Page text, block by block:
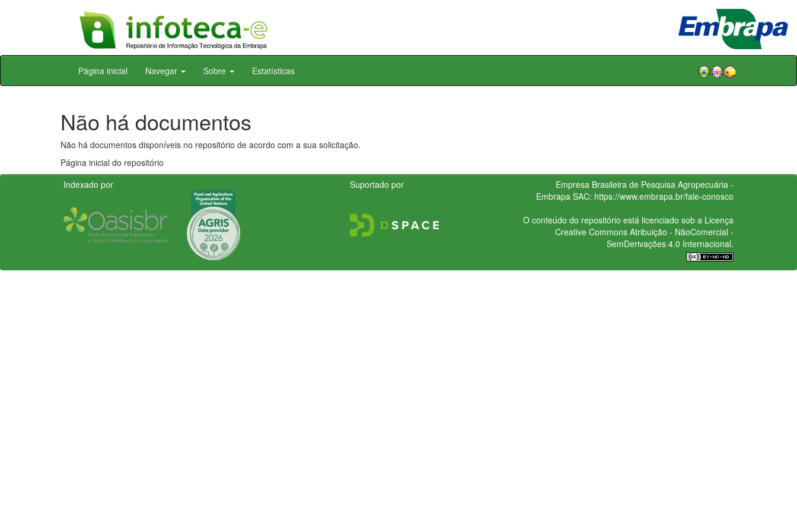
Skip
Página inicial Navegar Sobre Estatísticas
Não há documentos
Não há documentos disponíveis no repositório de acordo com a sua solicitação.
Página inicial do repositório
Indexado por
Suportado por
Empresa Brasileira de Pesquisa Agropecuária -
Embrapa SAC: https://www.embrapa.br/fale-conosco
O conteúdo do repositório está licenciado sob a Licença
Creative CommonsAtribuição - NãoComercial -
SemDerivações 4.0 Internacional.